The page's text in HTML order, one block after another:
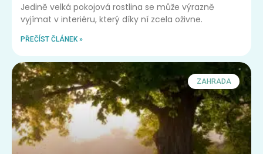
Jedině velká pokojová rostlina se může výrazně
vyjímat v interiéru, který díky ní zcela oživne.
PŘEČÍST ČLÁNEK »
ZAHRADA